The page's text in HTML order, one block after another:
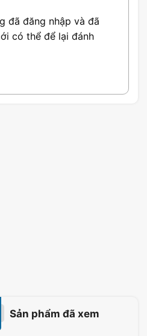
đã đăng nhập và đã
có thể để lại đánh
Sản phẩm đã xem